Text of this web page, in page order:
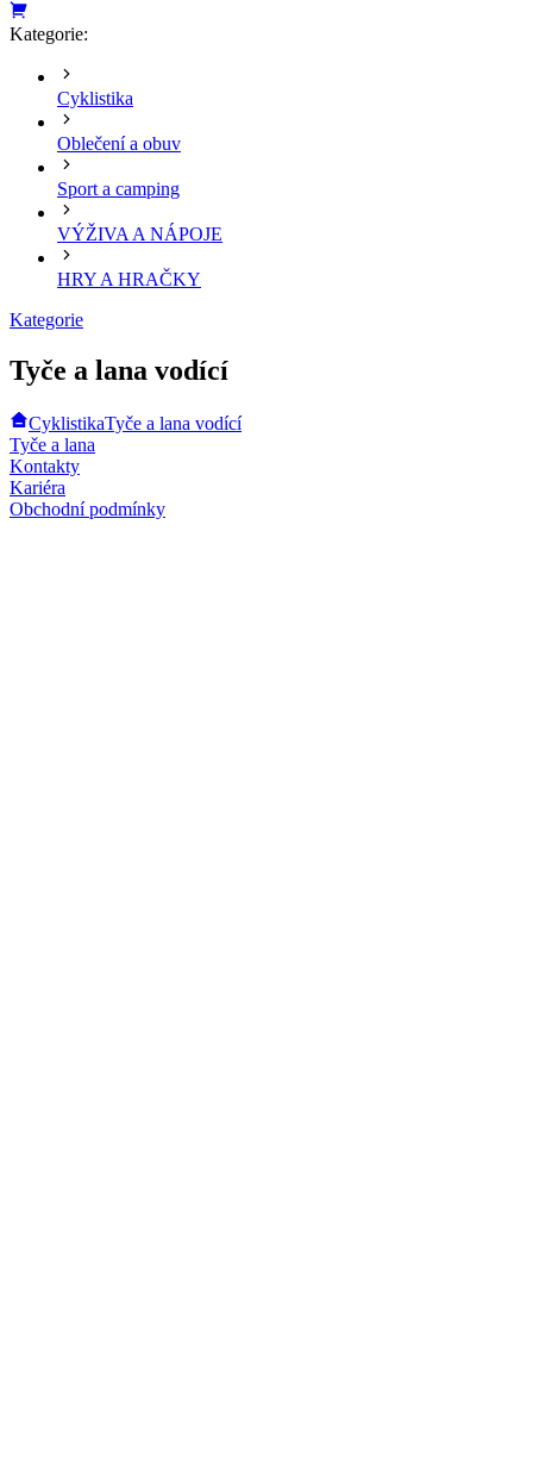
Kategorie:
Cyklistika
Oblečení a obuv
Sport a camping
VÝŽIVA A NÁPOJE
HRY A HRAČKY
Kategorie
Tyče a lana vodící
CyklistikaTyče a lana vodící
Tyče a lana
Kontakty
Kariéra
Obchodní podmínky